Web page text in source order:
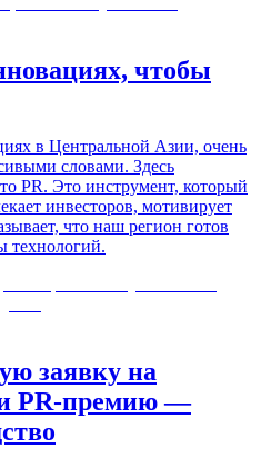
чтобы
в Центральной Азии, очень
словами. Здесь
PR. Это инструмент, который
инвесторов, мотивирует
что наш регион готов
технологий.
заявку на
PR-премию —